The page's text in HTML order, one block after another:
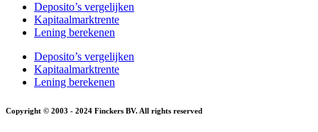
Deposito’s vergelijken
Kapitaalmarktrente
Lening berekenen
Deposito’s vergelijken
Kapitaalmarktrente
Lening berekenen
Copyright © 2003 - 2024 Finckers BV. All rights reserved